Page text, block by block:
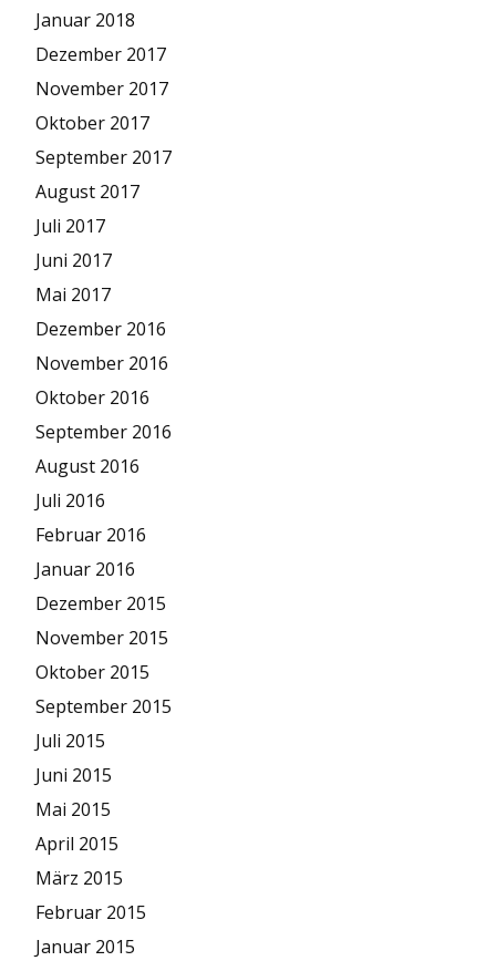
Januar 2018
Dezember 2017
November 2017
Oktober 2017
September 2017
August 2017
Juli 2017
Juni 2017
Mai 2017
Dezember 2016
November 2016
Oktober 2016
September 2016
August 2016
Juli 2016
Februar 2016
Januar 2016
Dezember 2015
November 2015
Oktober 2015
September 2015
Juli 2015
Juni 2015
Mai 2015
April 2015
März 2015
Februar 2015
Januar 2015